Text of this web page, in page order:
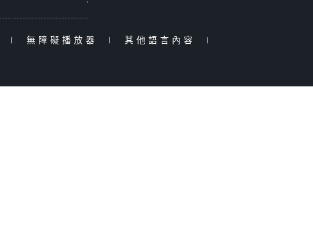
| 無障礙播放器 | 其他語言內容 |